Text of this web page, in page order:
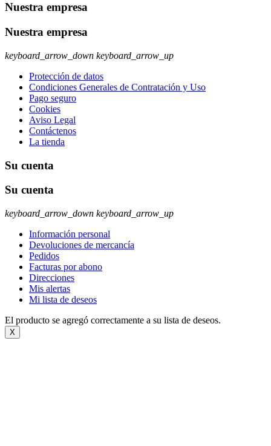
Nuestra empresa
Nuestra empresa
keyboard_arrow_down keyboard_arrow_up
Protección de datos
Condiciones Generales de Contratación y Uso
Pago seguro
Cookies
Aviso Legal
Contáctenos
La tienda
Su cuenta
Su cuenta
keyboard_arrow_down keyboard_arrow_up
Información personal
Devoluciones de mercancía
Pedidos
Facturas por abono
Direcciones
Mis alertas
Mi lista de deseos
El producto se agregó correctamente a su lista de deseos.
X